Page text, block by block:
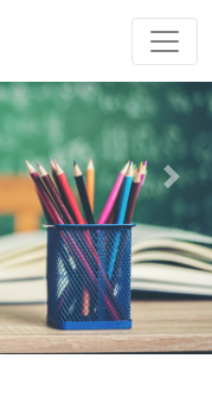
Next